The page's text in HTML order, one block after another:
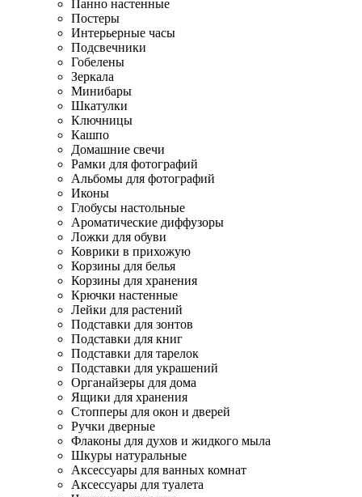
Панно настенные
Постеры
Интерьерные часы
Подсвечники
Гобелены
Зеркала
Минибары
Шкатулки
Ключницы
Кашпо
Домашние свечи
Рамки для фотографий
Альбомы для фотографий
Иконы
Глобусы настольные
Ароматические диффузоры
Ложки для обуви
Коврики в прихожую
Корзины для белья
Корзины для хранения
Крючки настенные
Лейки для растений
Подставки для зонтов
Подставки для книг
Подставки для тарелок
Подставки для украшений
Органайзеры для дома
Ящики для хранения
Стопперы для окон и дверей
Ручки дверные
Флаконы для духов и жидкого мыла
Шкуры натуральные
Аксессуары для ванных комнат
Аксессуары для туалета